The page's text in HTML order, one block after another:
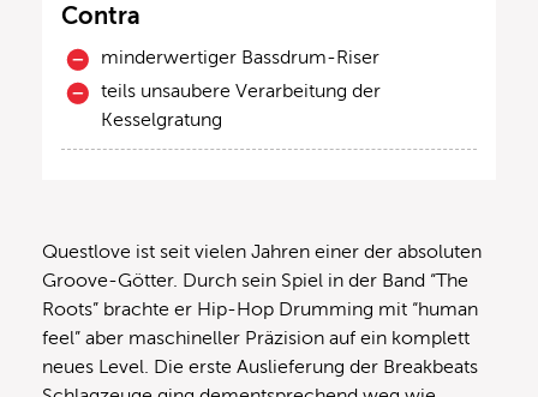
Contra
minderwertiger Bassdrum-Riser
teils unsaubere Verarbeitung der
Kesselgratung
Questlove ist seit vielen Jahren einer der absoluten
Groove-Götter. Durch sein Spiel in der Band “The
Roots” brachte er Hip-Hop Drumming mit “human
feel” aber maschineller Präzision auf ein komplett
neues Level. Die erste Auslieferung der Breakbeats